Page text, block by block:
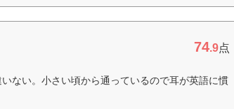
74.9点
ない。小さい頃から通っているので耳が英語に慣